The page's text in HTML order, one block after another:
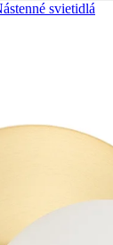
svietidlá